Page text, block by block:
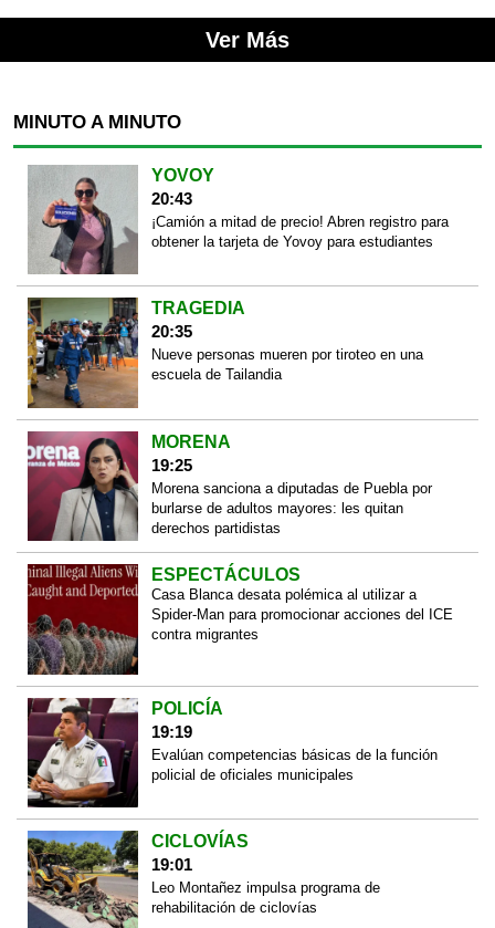
Ver Más
MINUTO A MINUTO
YOVOY
20:43
¡Camión a mitad de precio! Abren registro para
obtener la tarjeta de Yovoy para estudiantes
TRAGEDIA
20:35
Nueve personas mueren por tiroteo en una
escuela de Tailandia
MORENA
19:25
Morena sanciona a diputadas de Puebla por
burlarse de adultos mayores: les quitan
derechos partidistas
ESPECTÁCULOS
Casa Blanca desata polémica al utilizar a
Spider-Man para promocionar acciones del ICE
contra migrantes
POLICÍA
19:19
Evalúan competencias básicas de la función
policial de oficiales municipales
CICLOVÍAS
19:01
Leo Montañez impulsa programa de
rehabilitación de ciclovías